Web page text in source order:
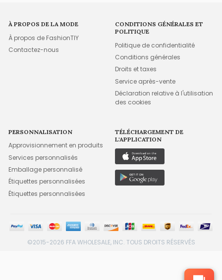
À PROPOS DE LA MODE
À propos de FashionTIY
Contactez-nous
CONDITIONS GÉNÉRALES ET
POLITIQUE
Politique de confidentialité
Conditions générales
Droits et taxes
Service après-vente
Déclaration relative à l'utilisation
des cookies
PERSONNALISATION
Approvisionnement en produits
Services personnalisés
Emballage personnalisé
Étiquettes personnalisées
Étiquettes personnalisées
TÉLÉCHARGEMENT DE
L'APPLICATION
©2015-2026 FFA WHOLESALE, INC. TOUS DROITS RÉSERVÉS